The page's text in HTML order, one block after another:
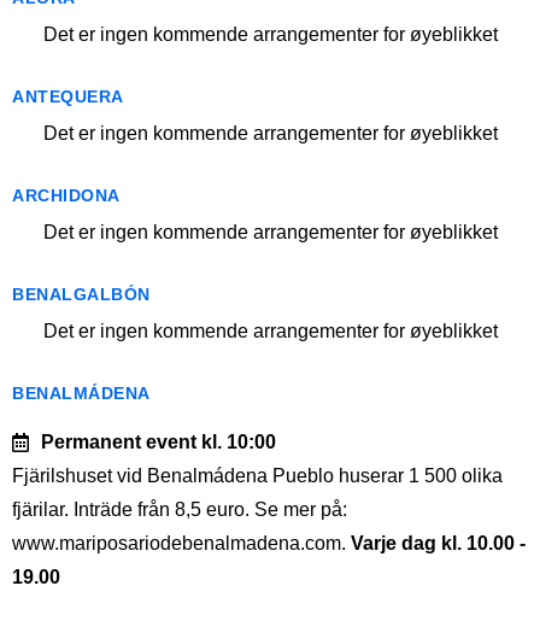
Det er ingen kommende arrangementer for øyeblikket
ANTEQUERA
Det er ingen kommende arrangementer for øyeblikket
ARCHIDONA
Det er ingen kommende arrangementer for øyeblikket
BENALGALBÓN
Det er ingen kommende arrangementer for øyeblikket
BENALMÁDENA
Permanent event kl. 10:00
Fjärilshuset vid Benalmádena Pueblo huserar 1 500 olika
fjärilar. Inträde från 8,5 euro. Se mer på:
www.mariposariodebenalmadena.com. Varje dag kl. 10.00 -
19.00